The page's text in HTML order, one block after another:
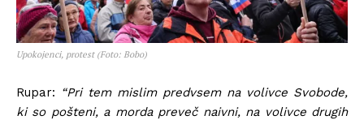
Upokojenci, protest (Foto: Bobo)
Rupar: “Pri tem mislim predvsem na volivce Svobode,
ki so pošteni, a morda preveč naivni, na volivce drugih